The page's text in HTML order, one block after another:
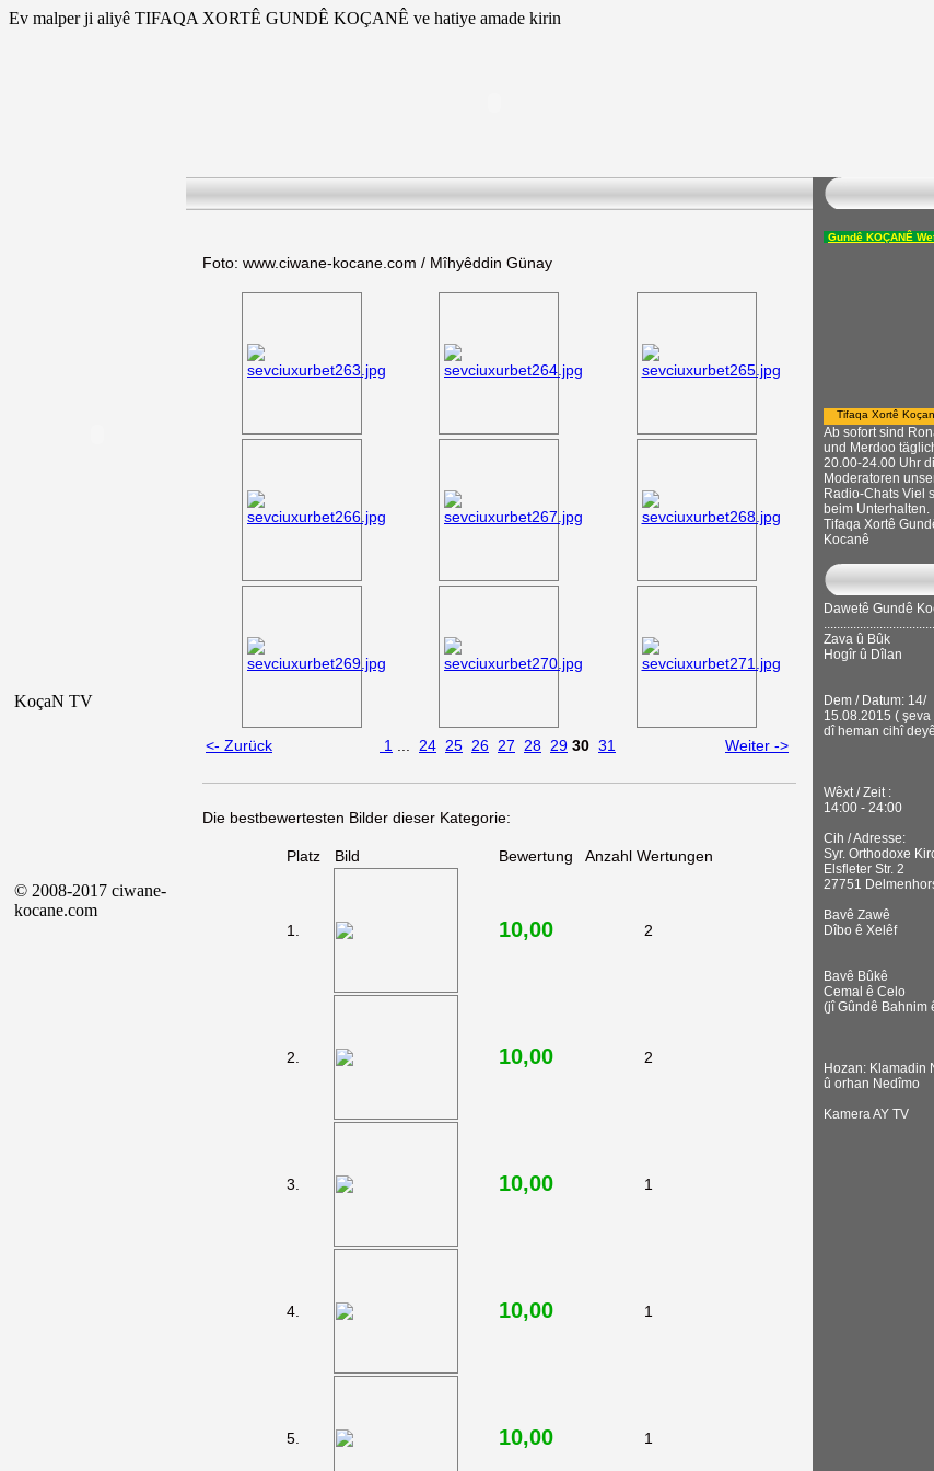
Ev malper ji aliyê TIFAQA XORTÊ GUNDÊ KOÇANÊ ve hatiye amade kirin
KoçaN TV
© 2008-2017 ciwane-
kocane.com
Foto: www.ciwane-kocane.com / Mîhyêddin Günay
<- Zurück 1 24 25 26 27 28 29 30 31 Weiter ->
Die bestbewertesten Bilder dieser Kategorie:
Platz Bild Bewertung Anzahl Wertungen
1. 10,00 2
2. 10,00 2
3. 10,00 1
4. 10,00 1
5. 10,00 1
Gundê KOÇANÊ
Tifaqa Xortê
Ab sofort sind
und Merdoo
20.00-24.00 Uhr
Moderatoren
Radio-Chats Viel
beim Unterhalten.
Tifaqa Xortê
Kocanê
Dawetê Gundê
Zava û Bûk
Hogîr û Dîlan
Dem / Datum: 14/
15.08.2015 ( şeva
dî heman cihî
Wêxt / Zeit :
14:00 - 24:00
Cih / Adresse:
Syr. Orthodoxe
Elsfleter Str. 2
27751
Bavê Zawê
Dîbo ê Xelêf
Bavê Bûkê
Cemal ê Celo
(jî Gûndê Bahnim
Hozan: Klamadin
û orhan Nedîmo
Kamera AY TV